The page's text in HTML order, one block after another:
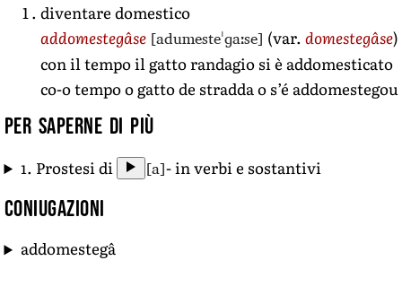
diventare domestico
addomestegâse [adumesteˈɡaːse] (var. domestegâse)
con il tempo il gatto randagio si è addomesticato
co-o tempo o gatto de stradda o s’é addomestegou
Per saperne di più
1. Prostesi di [a]- in verbi e sostantivi
Coniugazioni
addomestegâ